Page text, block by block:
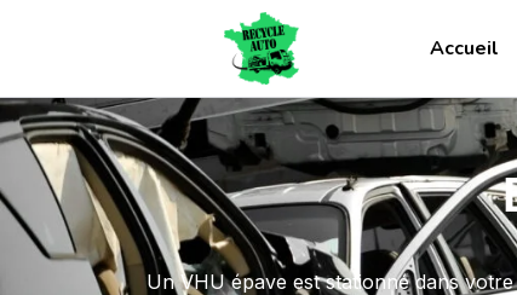
Accueil
Un VHU épave est stationné dans